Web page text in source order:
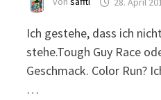
Ich gestehe, dass ich
stehe.Tough Guy Race
Geschmack. Color Run?
…